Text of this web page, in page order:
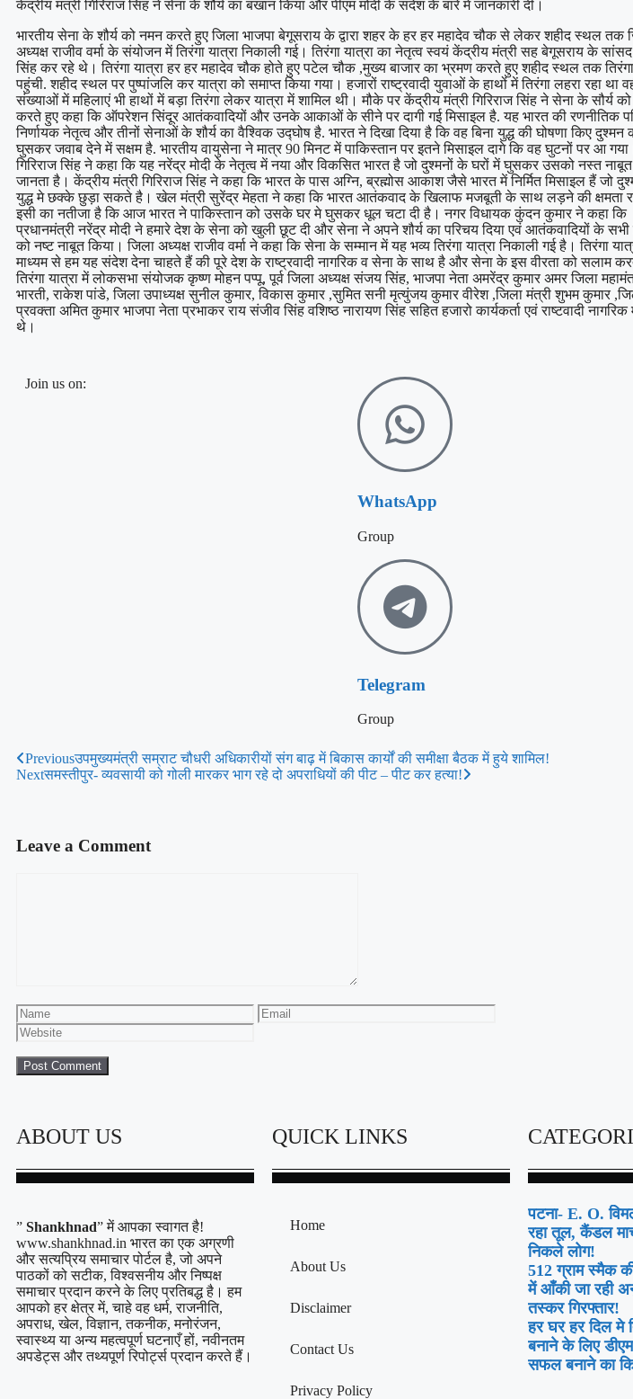
केंद्रीय मंत्री गिरिराज सिंह ने सेना के शौर्य का बखान किया और पीएम मोदी के संदेश के बारे में जानकारी दी।
भारतीय सेना के शौर्य को नमन करते हुए जिला भाजपा बेगूसराय के द्वारा शहर के हर हर महादेव चौक से लेकर शहीद स्थल तक
अध्यक्ष राजीव वर्मा के संयोजन में तिरंगा यात्रा निकाली गई। तिरंगा यात्रा का नेतृत्व स्वयं केंद्रीय मंत्री सह बेगूसराय के सांसद
सिंह कर रहे थे। तिरंगा यात्रा हर हर महादेव चौक होते हुए पटेल चौक ,मुख्य बाजार का भ्रमण करते हुए शहीद स्थल तक तिरंगा
पहुंची. शहीद स्थल पर पुष्पांजलि कर यात्रा को समाप्त किया गया। हजारों राष्ट्रवादी युवाओं के हाथों में तिरंगा लहरा रहा था
संख्याओं में महिलाएं भी हाथों में बड़ा तिरंगा लेकर यात्रा में शामिल थी। मौके पर केंद्रीय मंत्री गिरिराज सिंह ने सेना के सौर्य
करते हुए कहा कि ऑपरेशन सिंदूर आतंकवादियों और उनके आकाओं के सीने पर दागी गई मिसाइल है. यह भारत की रणनीतिक
निर्णायक नेतृत्व और तीनों सेनाओं के शौर्य का वैश्विक उद्घोष है. भारत ने दिखा दिया है कि वह बिना युद्ध की घोषणा किए दुश्मन
घुसकर जवाब देने में सक्षम है. भारतीय वायुसेना ने मात्र 90 मिनट में पाकिस्तान पर इतने मिसाइल दागे कि वह घुटनों पर आ
गिरिराज सिंह ने कहा कि यह नरेंद्र मोदी के नेतृत्व में नया और विकसित भारत है जो दुश्मनों के घरों में घुसकर उसको नस्त
जानता है। केंद्रीय मंत्री गिरिराज सिंह ने कहा कि भारत के पास अग्नि, ब्रह्मोस आकाश जैसे भारत में निर्मित मिसाइल हैं जो
युद्ध मे छक्के छुड़ा सकते है। खेल मंत्री सुरेंद्र मेहता ने कहा कि भारत आतंकवाद के खिलाफ मजबूती के साथ लड़ने की क्षमता
इसी का नतीजा है कि आज भारत ने पाकिस्तान को उसके घर मे घुसकर धूल चटा दी है। नगर विधायक कुंदन कुमार ने कहा कि
प्रधानमंत्री नरेंद्र मोदी ने हमारे देश के सेना को खुली छूट दी और सेना ने अपने शौर्य का परिचय दिया एवं आतंकवादियों के सभी
को नष्ट नाबूत किया। जिला अध्यक्ष राजीव वर्मा ने कहा कि सेना के सम्मान में यह भव्य तिरंगा यात्रा निकाली गई है। तिरंगा
माध्यम से हम यह संदेश देना चाहते हैं की पूरे देश के राष्ट्रवादी नागरिक व सेना के साथ है और सेना के इस वीरता को सलाम
तिरंगा यात्रा में लोकसभा संयोजक कृष्ण मोहन पप्पू, पूर्व जिला अध्यक्ष संजय सिंह, भाजपा नेता अमरेंद्र कुमार अमर जिला
भारती, राकेश पांडे, जिला उपाध्यक्ष सुनील कुमार, विकास कुमार ,सुमित सनी मृत्युंजय कुमार वीरेश ,जिला मंत्री शुभम कुमार
प्रवक्ता अमित कुमार भाजपा नेता प्रभाकर राय संजीव सिंह वशिष्ठ नारायण सिंह सहित हजारो कार्यकर्ता एवं राष्टवादी नागरिक
थे।
Join us on:
WhatsApp
Group
Telegram
Group
Previousउपमुख्यमंत्री सम्राट चौधरी अधिकारीयों संग बाढ़ में बिकास कार्यों की समीक्षा बैठक में हुये शामिल!
Nextसमस्तीपुर- व्यवसायी को गोली मारकर भाग रहे दो अपराधियों की पीट – पीट कर हत्या!
Leave a Comment
ABOUT US
” Shankhnad” में आपका स्वागत है!
www.shankhnad.in भारत का एक अग्रणी
और सत्यप्रिय समाचार पोर्टल है, जो अपने
पाठकों को सटीक, विश्वसनीय और निष्पक्ष
समाचार प्रदान करने के लिए प्रतिबद्ध है। हम
आपको हर क्षेत्र में, चाहे वह धर्म, राजनीति,
अपराध, खेल, विज्ञान, तकनीक, मनोरंजन,
स्वास्थ्य या अन्य महत्वपूर्ण घटनाएँ हों, नवीनतम
अपडेट्स और तथ्यपूर्ण रिपोर्ट्स प्रदान करते हैं।
QUICK LINKS
Home
About Us
Disclaimer
Contact Us
Privacy Policy
पटना- E. O.
रहा तूल, कैंडल
निकले लोग!
512 ग्राम स्मैक
में आँकी जा रही
तस्कर गिरफ्तार!
हर घर हर दिल मे
बनाने के लिए
सफल बनाने का